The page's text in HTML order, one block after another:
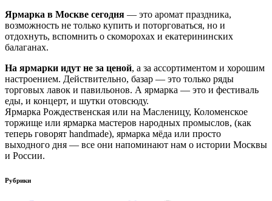
Ярмарка в Москве сегодня — это аромат праздника,
возможность не только купить и поторговаться, но и
отдохнуть, вспомнить о скоморохах и екатерининских
балаганах.
На ярмарки идут не за ценой, а за ассортиментом и хорошим
настроением. Действительно, базар — это только ряды
торговых лавок и павильонов. А ярмарка — это и фестиваль
еды, и концерт, и шутки отовсюду.
Ярмарка Рождественская или на Масленицу, Коломенское
торжище или ярмарка мастеров народных промыслов, (как
теперь говорят handmade), ярмарка мёда или просто
выходного дня — все они напоминают нам о истории Москвы
и России.
Рубрики